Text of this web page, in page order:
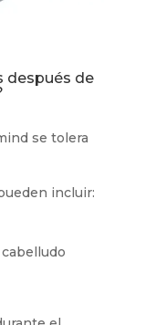
después de
se tolera
incluir: